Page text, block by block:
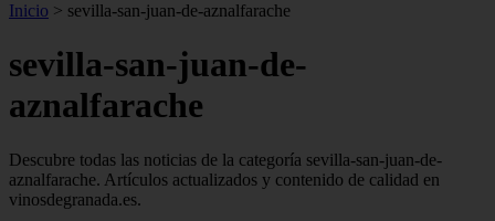
Inicio > sevilla-san-juan-de-aznalfarache
sevilla-san-juan-de-
aznalfarache
Descubre todas las noticias de la categoría sevilla-san-juan-de-
aznalfarache. Artículos actualizados y contenido de calidad en
vinosdegranada.es.